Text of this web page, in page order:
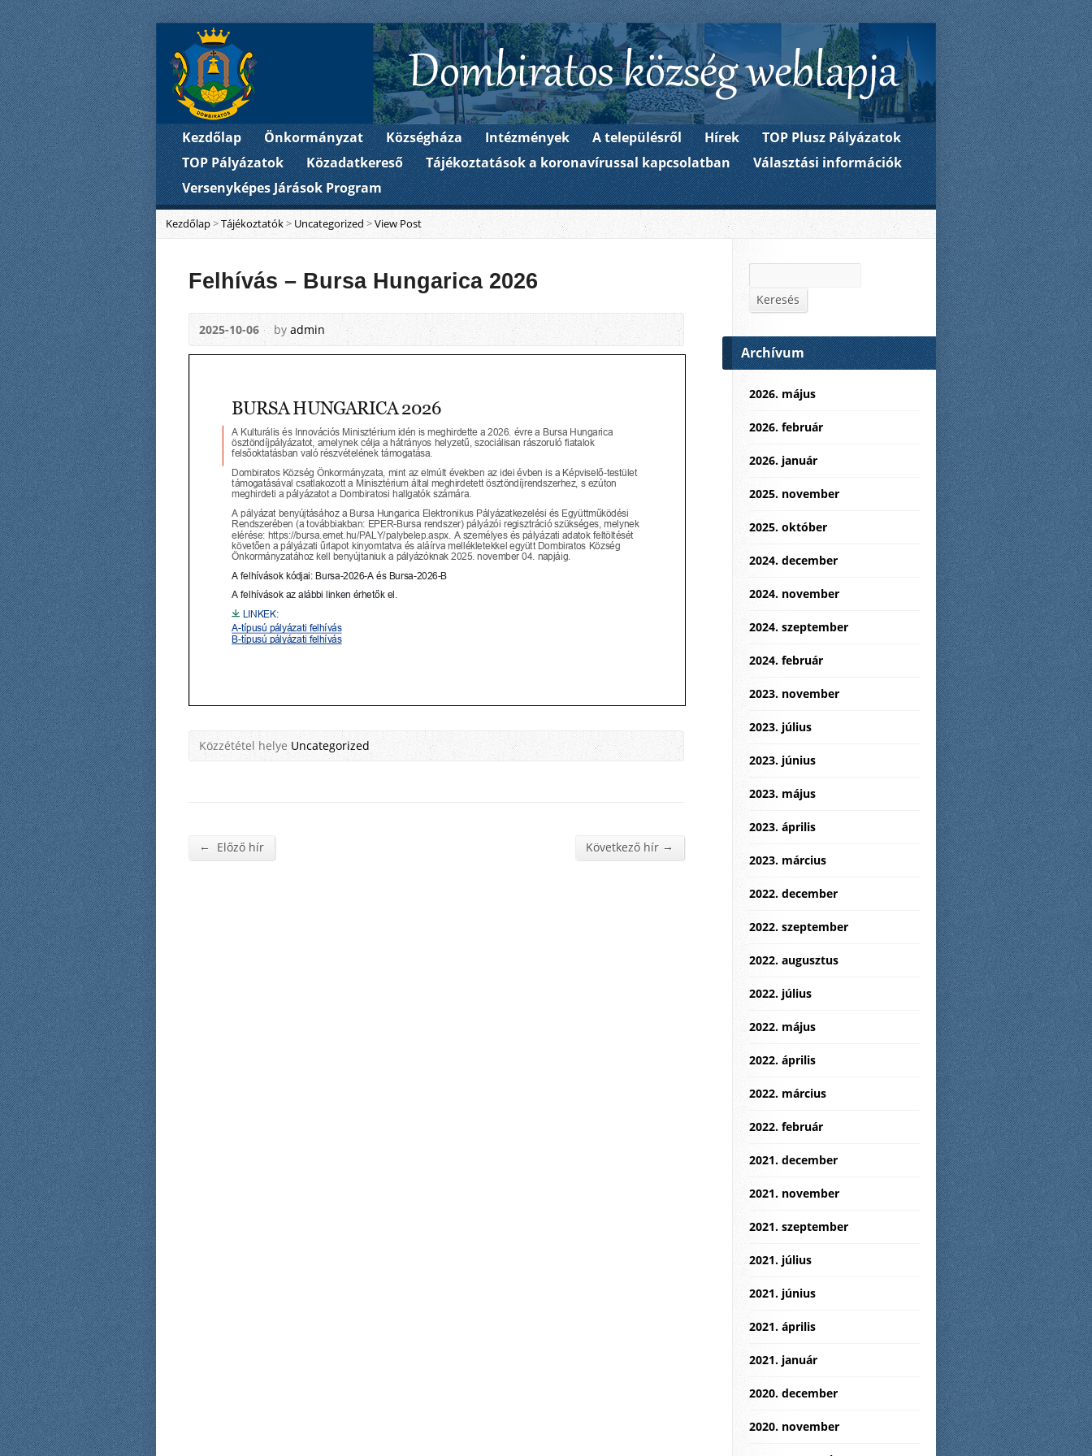
Dombiratos Község Önkormányzata weboldala
Kezdőlap Önkormányzat Községháza Intézmények A településről Hírek
TOP Plusz Pályázatok
TOP Pályázatok
Közadatkereső Tájékoztatások a koronavírussal kapcsolatban
Választási információk
Versenyképes Járások Program
Kezdőlap>Tájékoztatók>Uncategorized>View Post
Felhívás – Bursa Hungarica 2026
2025-10-06 by admin
Közzététel helye Uncategorized
← Előző hír Következő hír →
Keresés
Archívum
2026. május
2026. február
2026. január
2025. november
2025. október
2024. december
2024. november
2024. szeptember
2024. február
2023. november
2023. július
2023. június
2023. május
2023. április
2023. március
2022. december
2022. szeptember
2022. augusztus
2022. július
2022. május
2022. április
2022. március
2022. február
2021. december
2021. november
2021. szeptember
2021. július
2021. június
2021. április
2021. január
2020. december
2020. november